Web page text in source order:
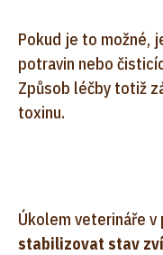
Pokud je to možné,
potravin nebo
Způsob léčby totiž
toxinu.
Úkolem veterináře
stabilizovat stav